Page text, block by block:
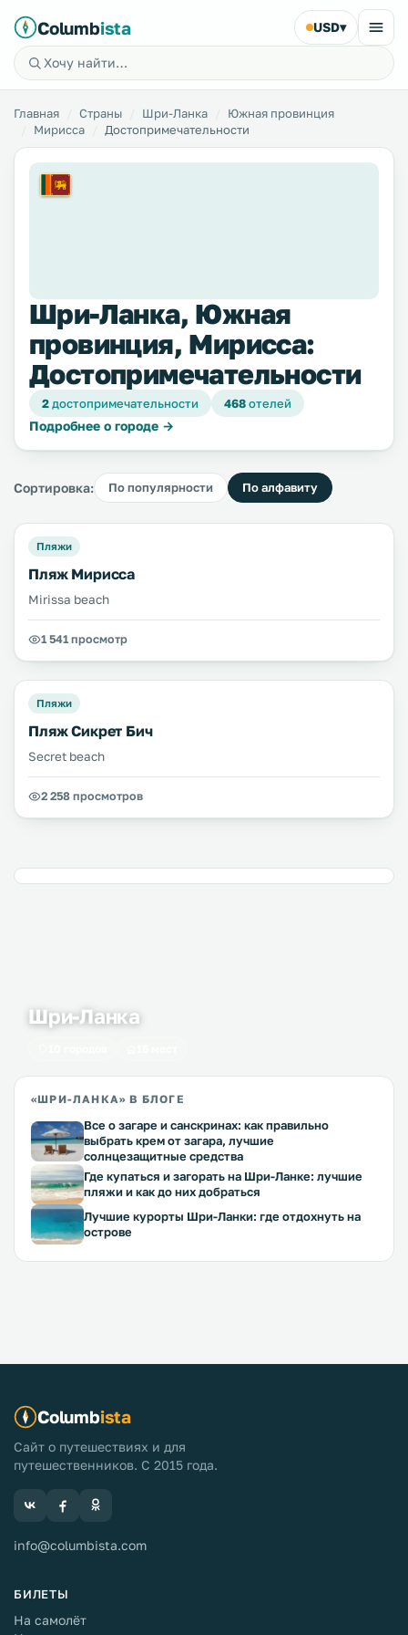
Columbista USD▾
Главная Страны Шри-Ланка
Южная провинция
Мирисса
Достопримечательности
Шри-Ланка, Южная
провинция, Мирисса:
Достопримечательности
2достопримечательности 468отелей
Подробнее о городе →
Сортировка: По популярности По алфавиту
Пляжи
Пляж Мирисса
Mirissa beach
1 541 просмотр
Пляжи
Пляж Сикрет Бич
Secret beach
2 258 просмотров
Шри-Ланка
«ШРИ-ЛАНКА» В БЛОГЕ
Все о загаре и санскринах: как правильно
выбрать крем от загара, лучшие
солнцезащитные средства
Где купаться и загорать на Шри-Ланке: лучшие
пляжи и как до них добраться
Лучшие курорты Шри-Ланки: где отдохнуть на
острове
Columbista
Сайт о путешествиях и для
путешественников. С 2015 года.
info@columbista.com
БИЛЕТЫ
На самолёт